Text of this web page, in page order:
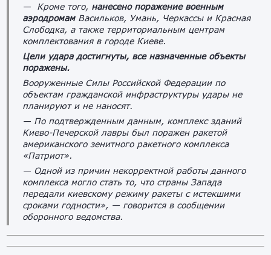
— Кроме того, нанесено поражение военным
аэродромамВасильков, Умань, Черкассы и Красная
Слободка, а также территориальным центрам
комплектования в городе Киеве.
Цели удара достигнуты, все назначенные объекты
поражены.
Вооруженные Силы Российской Федерации по
объектам гражданской инфраструктуры удары не
планируют и не наносят.
— По подтвержденным данным, комплекс зданий
Киево-Печерской лавры был поражен ракетой
американского зенитного ракетного комплекса
«Патриот».
— Одной из причин некорректной работы данного
комплекса могло стать то, что страны Запада
передали киевскому режиму ракеты с истекшими
сроками годности», — говорится в сообщении
оборонного ведомства.